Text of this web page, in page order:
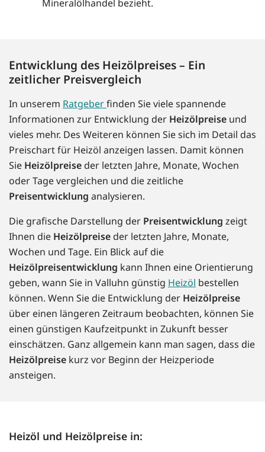
Mineralölhandel bezieht.
Entwicklung des Heizölpreises – Ein
zeitlicher Preisvergleich
In unserem Ratgeberfinden Sie viele spannende
Informationen zur Entwicklung der Heizölpreise und
vieles mehr. Des Weiteren können Sie sich im Detail das
Preischart für Heizöl anzeigen lassen. Damit können
Sie Heizölpreise der letzten Jahre, Monate, Wochen
oder Tage vergleichen und die zeitliche
Preisentwicklung analysieren.
Die grafische Darstellung der Preisentwicklung zeigt
Ihnen die Heizölpreise der letzten Jahre, Monate,
Wochen und Tage. Ein Blick auf die
Heizölpreisentwicklung kann Ihnen eine Orientierung
geben, wann Sie in Valluhn günstig Heizöl bestellen
können. Wenn Sie die Entwicklung der Heizölpreise
über einen längeren Zeitraum beobachten, können Sie
einen günstigen Kaufzeitpunkt in Zukunft besser
einschätzen. Ganz allgemein kann man sagen, dass die
Heizölpreise kurz vor Beginn der Heizperiode
ansteigen.
Heizöl und Heizölpreise in: